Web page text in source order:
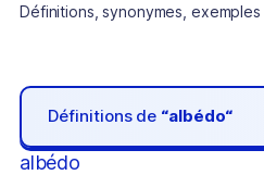
Définitions, synonymes, exemples
Définitions de “albédo“
albédo